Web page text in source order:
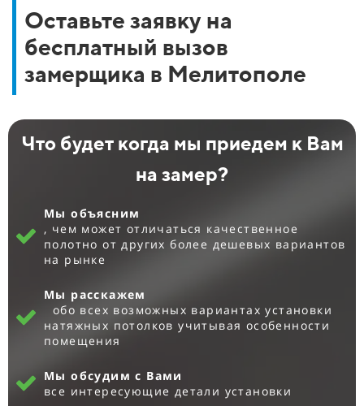
Оставьте заявку на
бесплатный вызов
замерщика в Мелитополе
Что будет когда мы приедем к Вам
на замер?
Мы объясним
, чем может отличаться качественное
полотно от других более дешевых вариантов
на рынке
Мы расскажем
обо всех возможных вариантах установки
натяжных потолков учитывая особенности
помещения
Мы обсудим с Вами
все интересующие детали установки